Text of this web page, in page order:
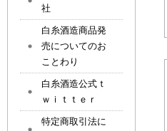
社
白糸酒造商品発
売についてのお
ことわり
白糸酒造公式ｔ
ｗｉｔｔｅｒ
特定商取引法に